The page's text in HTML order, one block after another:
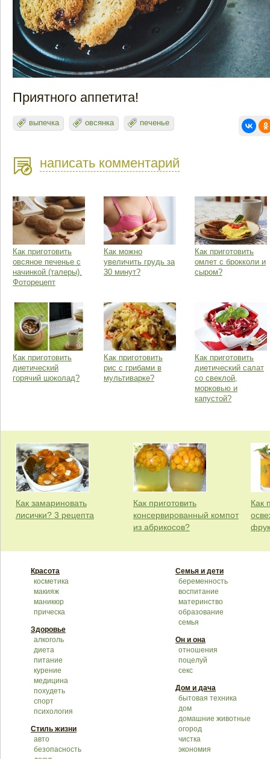
Приятного аппетита!
выпечка овсянка печенье
написать комментарий
Как приготовить
овсяное печенье с
начинкой (талеры).
Фоторецепт
Как можно
увеличить грудь за
30 минут?
Как приготовить
омлет с брокколи и
сыром?
Как приготовить
диетический
горячий шоколад?
Как приготовить
рис с грибами в
мультиварке?
Как приготовить
диетический салат
со свеклой,
морковью и
капустой?
Как замариновать
лисички? 3 рецепта
Как приготовить
консервированный компот
из абрикосов?
Как
Красота
косметика
макияж
маникюр
прическа
Здоровье
алкоголь
диета
питание
курение
медицина
похудеть
спорт
психология
Стиль жизни
авто
безопасность
Семья и дети
беременность
воспитание
материнство
образование
семья
Он и она
отношения
поцелуй
секс
Дом и дача
бытовая техника
дом
домашние животные
огород
чистка
экономия